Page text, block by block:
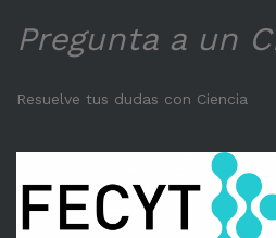
Pregunta a un
Resuelve tus dudas con Ciencia